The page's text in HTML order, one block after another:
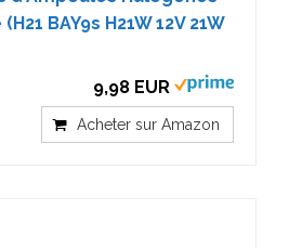
BAY9s H21W 12V 21W
9,98 EUR
Acheter sur Amazon